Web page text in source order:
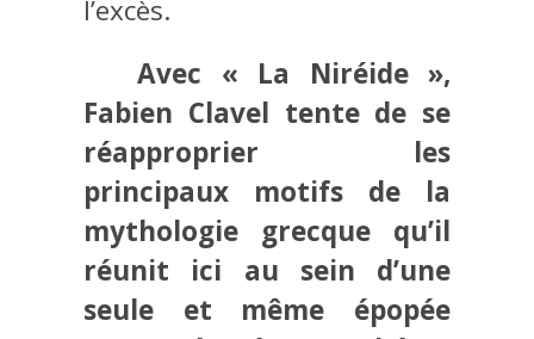
l’excès.
Avec « La Niréide »,
Fabien Clavel tente de se
réapproprier les
principaux motifs de la
mythologie grecque qu’il
réunit ici au sein d’une
seule et même épopée